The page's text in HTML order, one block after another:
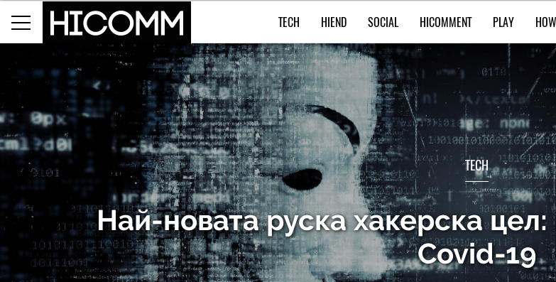
TECH HIEND SOCIAL HICOMMENT PLAY
TECH
Най-новата руска хакерска цел:
Covid-19